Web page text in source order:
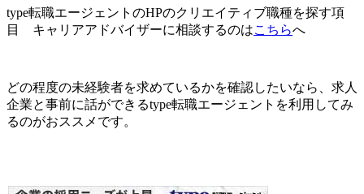
type転職エージェントのHPのクリエイティブ職種を探す項
目 キャリアアドバイザーに相談するのはこちらへ
どの程度の未経験者を求めているかを確認したいなら、求人
企業と事前に話ができるtype転職エージェントを利用してみ
るのがおススメです。